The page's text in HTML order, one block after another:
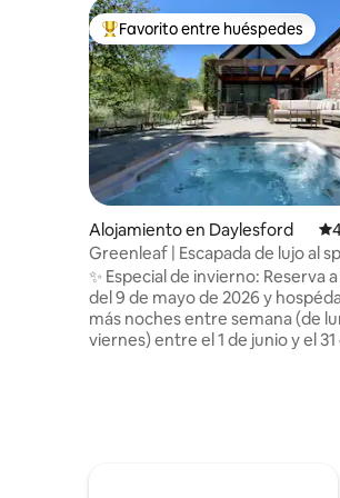
Favorito entre huéspedes
Favorito entre huéspedes
Alojamiento en Daylesford
Greenleaf | Escapada de lujo al
Chimenea - EV
✨ Especial de invierno: Reserva
del 9 de mayo de 2026 y
más noches entre semana (de
viernes) entre el 1 de junio y el 31
cupón por estancia que cumpla